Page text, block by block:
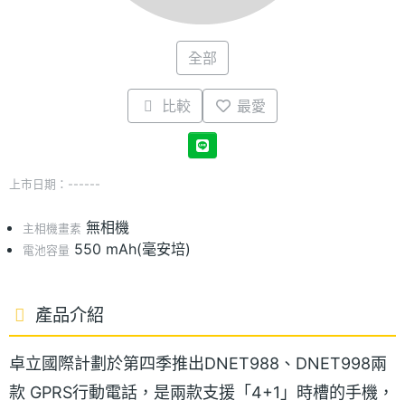
全部
比較 最愛
上市日期：------
主相機畫素 無相機
電池容量 550 mAh(毫安培)
產品介紹
卓立國際計劃於第四季推出DNET988、DNET998兩
款 GPRS行動電話，是兩款支援「4+1」時槽的手機，